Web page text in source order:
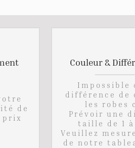
de
prix
Couleur &
Impossible
différence de
les robes
Prévoir une
taille de 1 à
Veuillez
de notre